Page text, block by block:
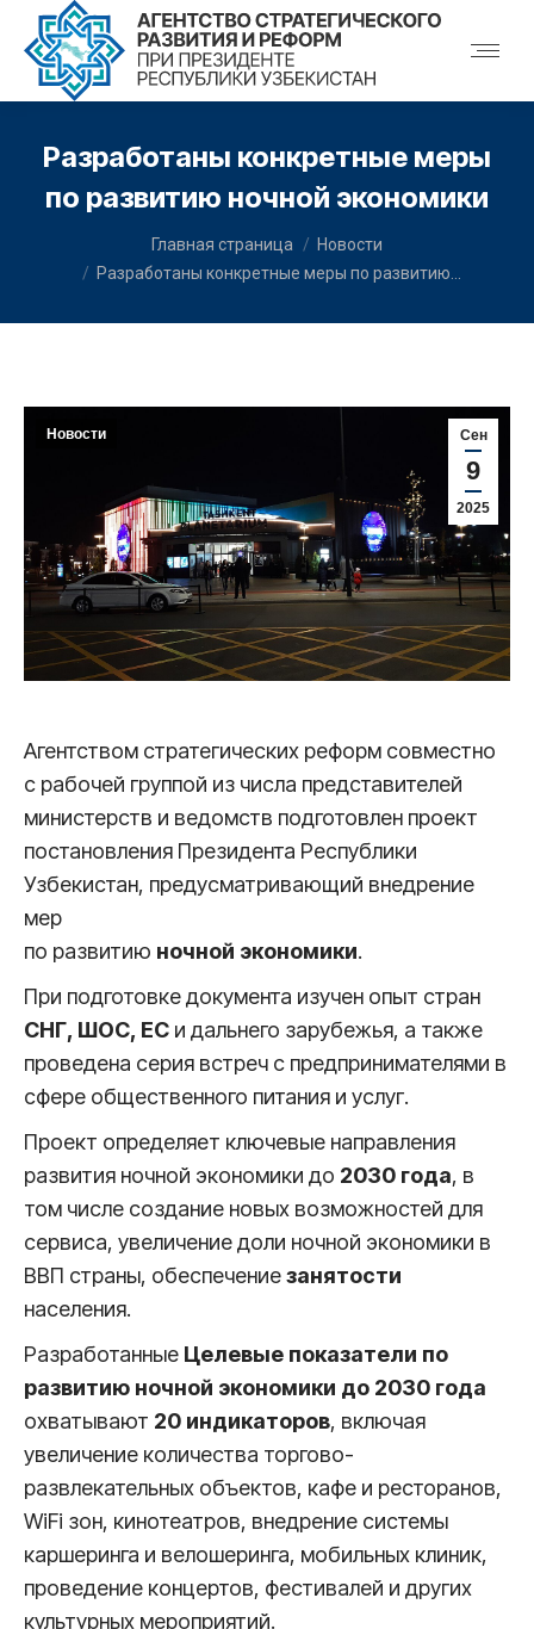
Разработаны конкретные меры
по развитию ночной экономики
Главная страница
Новости
Разработаны конкретные меры по развитию…
Сен
9
2025
Новости
Агентством стратегических реформ совместно
с рабочей группой из числа представителей
министерств и ведомств подготовлен проект
постановления Президента Республики
Узбекистан, предусматривающий внедрение
мер
по развитию ночной экономики.
При подготовке документа изучен опыт стран
СНГ, ШОС, ЕС и дальнего зарубежья, а также
проведена серия встреч с предпринимателями в
сфере общественного питания и услуг.
Проект определяет ключевые направления
развития ночной экономики до 2030 года, в
том числе создание новых возможностей для
сервиса, увеличение доли ночной экономики в
ВВП страны, обеспечениезанятости
населения.
Разработанные Целевые показатели по
развитию ночной экономики до 2030 года
охватывают 20 индикаторов, включая
увеличение количества торгово-
развлекательных объектов, кафе и ресторанов,
WiFi зон, кинотеатров, внедрение системы
каршеринга и велошеринга, мобильных клиник,
проведение концертов, фестивалей и других
культурных мероприятий.